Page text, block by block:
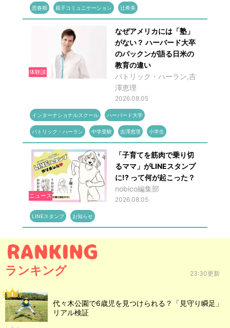
思春期 親子コミュニケーション 辻希美
体験談
なぜアメリカには「塾」
がない？ ハーバード大卒
のパックンが語る日米の
教育の違い
パトリック・ハーラン,吉
澤恵理
2026.08.05
インターナショナルスクール ハーバード大学
パトリック・ハーラン 中学受験 吉澤恵理 小学生
ニュース
「子育てを筋肉で乗り切
るママ」がLINEスタンプ
に!? って何が起こった？
nobico編集部
2026.08.05
LINEスタンプ お知らせ
ランキング 23:30更新
代々木公園で6歳児を見つけられる？「見守り瞬足」
リアル検証